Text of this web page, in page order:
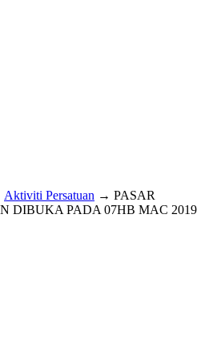
Aktiviti Persatuan → PASAR
DIBUKA PADA 07HB MAC 2019